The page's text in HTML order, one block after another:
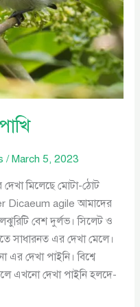
/March 5, 2023
মিলেছে মোটা-ঠোট
Dicaeum agile আমাদের
বেশ দুর্লভ। সিলেট ও
সাধারনত এর দেখা মেলে।
দেখা পাইনি। বিশ্বে
এখনো দেখা পাইনি হলদে-